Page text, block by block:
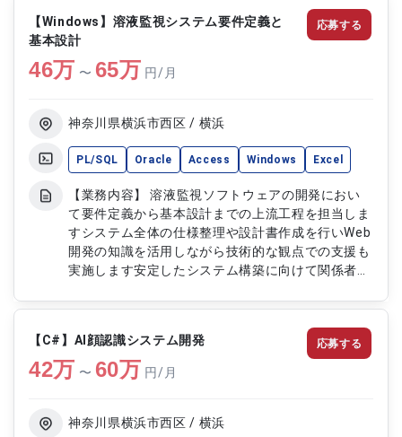
植対応 ・Linux環境でのシステム構築および改修 ・
PHPおよびPythonを用いたWebアプリケーション
開発 ・データベースのメンテナンスおよび運用対
応 ・英語ドキュメントの参照および技術調査対応
【Windows】溶液監視システム要件定義と
基本設計
46万 〜 65万 円/月
神奈川県横浜市西区 / 横浜
PL/SQL Oracle Access Windows Excel
【業務内容】 溶液監視ソフトウェアの開発におい
て要件定義から基本設計までの上流工程を担当しま
すシステム全体の仕様整理や設計書作成を行いWeb
開発の知識を活用しながら技術的な観点での支援も
実施します安定したシステム構築に向けて関係者と
・要件定義の整理および作成 ・外部設計書の作成
・基本設計業務対応 ・Web技術に関する技術支援
・関係者との仕様調整 ・設計内容のレビュー対応
応募する
【C#】AI顔認識システム開発
42万 〜 60万 円/月
神奈川県横浜市西区 / 横浜
応募する